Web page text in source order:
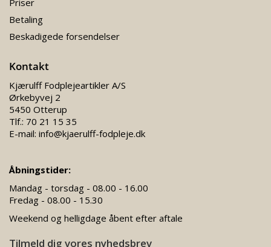
Priser
Betaling
Beskadigede forsendelser
Kontakt
Kjærulff Fodplejeartikler A/S
Ørkebyvej 2
5450 Otterup
Tlf.: 70 21 15 35
E-mail: info@kjaerulff-fodpleje.dk
Åbningstider:
Mandag - torsdag - 08.00 - 16.00
Fredag - 08.00 - 15.30
Weekend og helligdage åbent efter aftale
Tilmeld dig vores nyhedsbrev